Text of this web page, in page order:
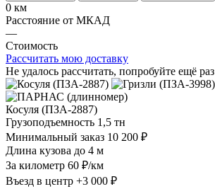
0 км
Расстояние от МКАД
—
Стоимость
Рассчитать мою доставку
Не удалось рассчитать, попробуйте ещё раз
Косуля (ПЗА-2887)
Грузоподъемность 1,5 тн
Минимальный заказ 10 200 ₽
Длина кузова до 4 м
За километр 60 ₽/км
Въезд в центр +3 000 ₽